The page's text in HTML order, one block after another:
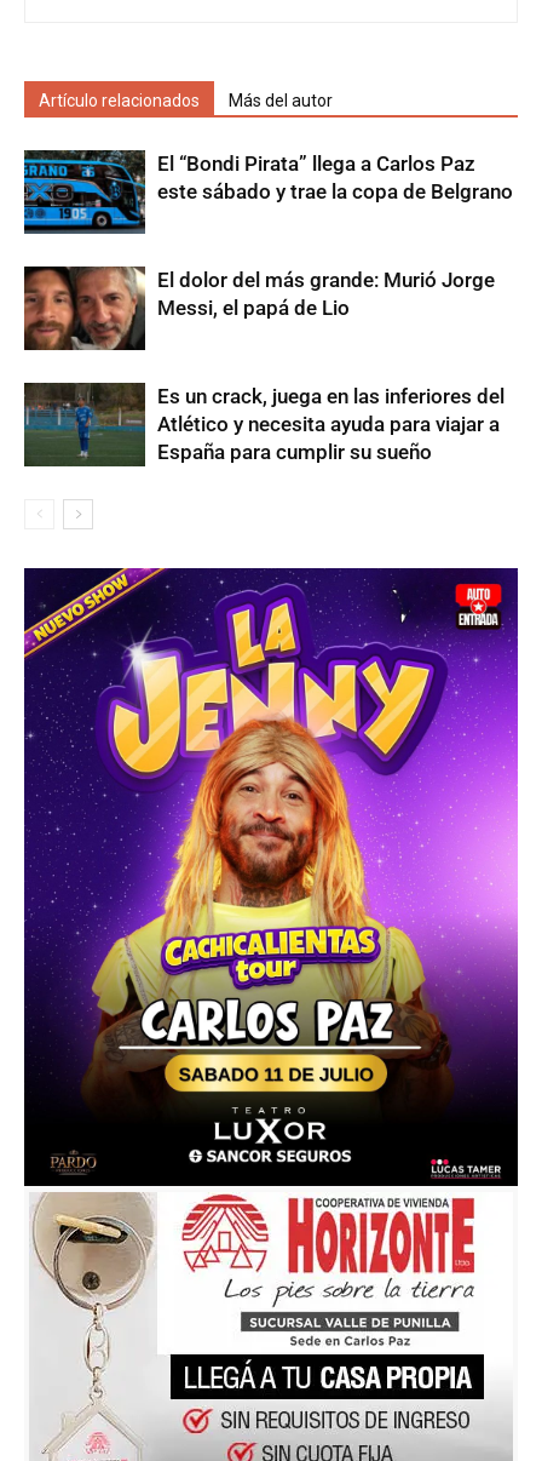
Artículo relacionados Más del autor
El “Bondi Pirata” llega a Carlos Paz
este sábado y trae la copa de Belgrano
El dolor del más grande: Murió Jorge
Messi, el papá de Lio
Es un crack, juega en las inferiores del
Atlético y necesita ayuda para viajar a
España para cumplir su sueño